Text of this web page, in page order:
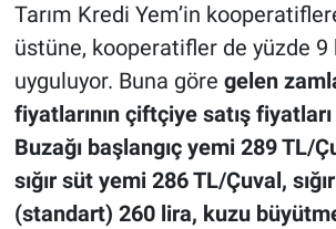
Tarım Kredi Yem’in
üstüne, kooperatifler de yüzde 9
uyguluyor. Buna göre gelen
fiyatlarının çiftçiye satış
Buzağı başlangıç yemi 289 TL/
sığır süt yemi 286 TL/Çuval,
(standart) 260 lira, kuzu